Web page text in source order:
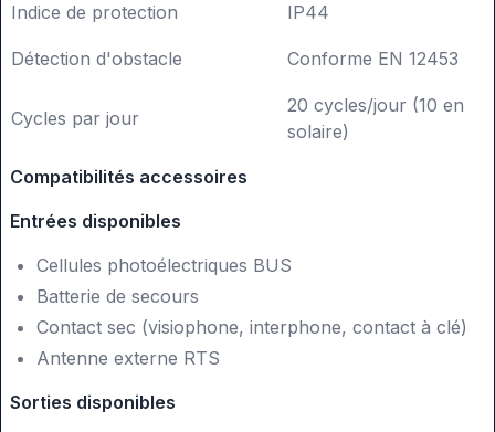
Indice de protection IP44
Détection d'obstacle Conforme EN 12453
Cycles par jour
20 cycles/jour (10 en
solaire)
Compatibilités accessoires
Entrées disponibles
Cellules photoélectriques BUS
Batterie de secours
Contact sec (visiophone, interphone, contact à clé)
Antenne externe RTS
Sorties disponibles